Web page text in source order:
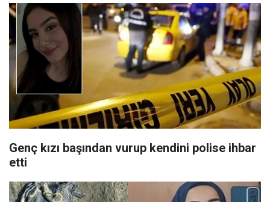
Genç kızı başından vurup kendini polise ihbar
etti